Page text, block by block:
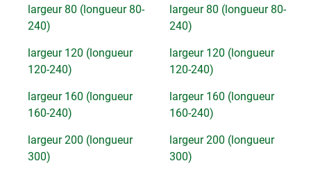
largeur 80 (longueur 80-
240)
largeur 120 (longueur
120-240)
largeur 160 (longueur
160-240)
largeur 200 (longueur
300)
largeur 80 (longueur 80-
240)
largeur 120 (longueur
120-240)
largeur 160 (longueur
160-240)
largeur 200 (longueur
300)